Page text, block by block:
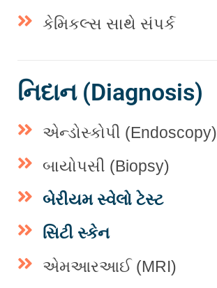
કેમિકલ્સ સાથે સંપર્ક
નિદાન (Diagnosis)
એન્ડોસ્કોપી (Endoscopy)
બાયોપસી (Biopsy)
બેરીયમ સ્વેલો ટેસ્ટ
સિટી સ્કેન
એમઆરઆઈ (MRI)